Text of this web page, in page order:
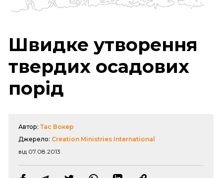
Швидке утворення
твердих осадових
порід
Автор: Тас Вокер
Джерело: Creation Ministries International
від 07.08.2013